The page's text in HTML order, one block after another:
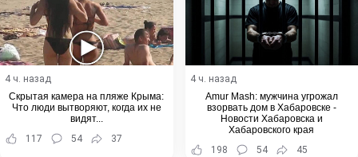
4 ч. назад
Скрытая камера на пляже Крыма:
Что люди вытворяют, когда их не
видят...
117
54 37
4 ч. назад
Amur Mash: мужчина угрожал
взорвать дом в Хабаровске -
Новости Хабаровска и
Хабаровского края
198
54 45